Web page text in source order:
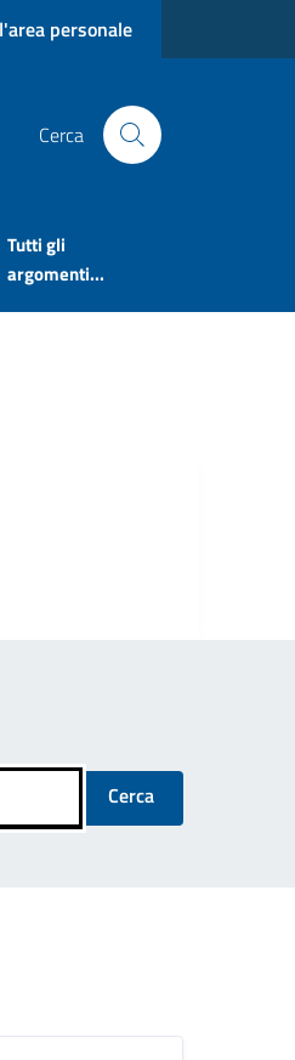
personale
Cerca
Tutti gli
argomenti...
Cerca